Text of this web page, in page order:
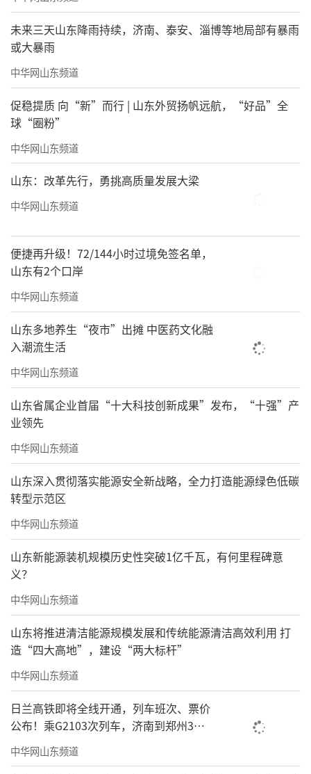
未来三天山东降雨持续，济南、泰安、淄博等地局部有暴雨
或大暴雨
中华网山东频道
促稳提质 向“新”而行 | 山东外贸扬帆远航，“好品”全
球“圈粉”
中华网山东频道
山东：改革先行，勇挑高质量发展大梁
中华网山东频道
便捷再升级！72/144小时过境免签名单，
山东有2个口岸
中华网山东频道
山东多地养生“夜市”出摊 中医药文化融
入潮流生活
中华网山东频道
山东省属企业首届“十大科技创新成果”发布，“十强”产
业领先
中华网山东频道
山东深入贯彻落实能源安全新战略，全力打造能源绿色低碳
转型示范区
中华网山东频道
山东新能源装机规模历史性突破1亿千瓦，有何里程碑意
义？
中华网山东频道
山东将推进清洁能源规模发展和传统能源清洁高效利用 打
造“四大高地”，建设“两大标杆”
中华网山东频道
日兰高铁即将全线开通，列车班次、票价
公布！乘G2103次列车，济南到郑州3小
时到达
中华网山东频道